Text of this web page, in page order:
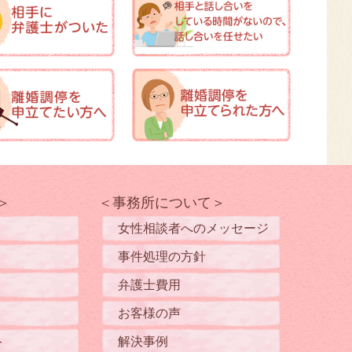
＜事務所について＞
女性相談者へのメッセージ
事件処理の方針
弁護士費用
お客様の声
解決事例